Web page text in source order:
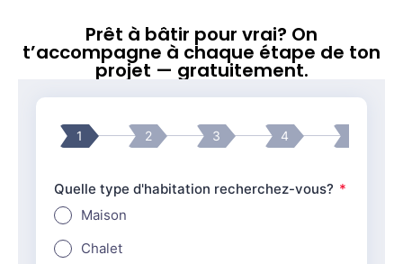
Prêt à bâtir pour vrai? On
t’accompagne à chaque étape de ton
projet — gratuitement.